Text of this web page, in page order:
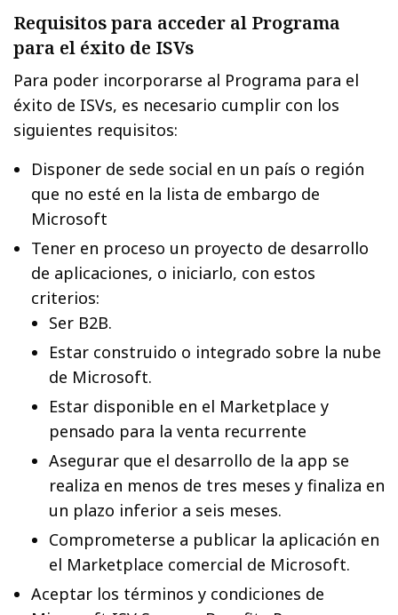
Requisitos para acceder al Programa
para el éxito de ISVs
Para poder incorporarse al Programa para el
éxito de ISVs, es necesario cumplir con los
siguientes requisitos:
Disponer de sede social en un país o región
que no esté en la lista de embargo de
Microsoft
Tener en proceso un proyecto de desarrollo
de aplicaciones, o iniciarlo, con estos
criterios:
Ser B2B.
Estar construido o integrado sobre la nube
de Microsoft.
Estar disponible en el Marketplace y
pensado para la venta recurrente
Asegurar que el desarrollo de la app se
realiza en menos de tres meses y finaliza en
un plazo inferior a seis meses.
Comprometerse a publicar la aplicación en
el Marketplace comercial de Microsoft.
Aceptar los términos y condiciones de